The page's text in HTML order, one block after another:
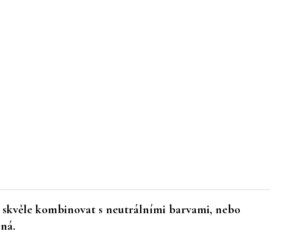
kombinovat s neutrálními barvami, nebo